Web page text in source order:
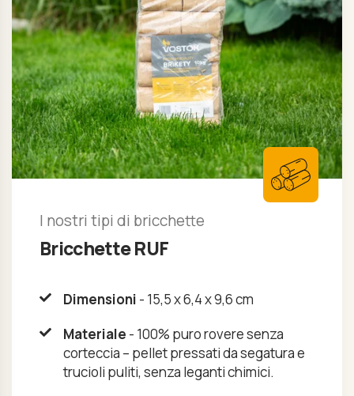
I nostri tipi di bricchette
Bricchette RUF
Dimensioni - 15,5 x 6,4 x 9,6 cm
Materiale - 100% puro rovere senza
corteccia – pellet pressati da segatura e
trucioli puliti, senza leganti chimici.